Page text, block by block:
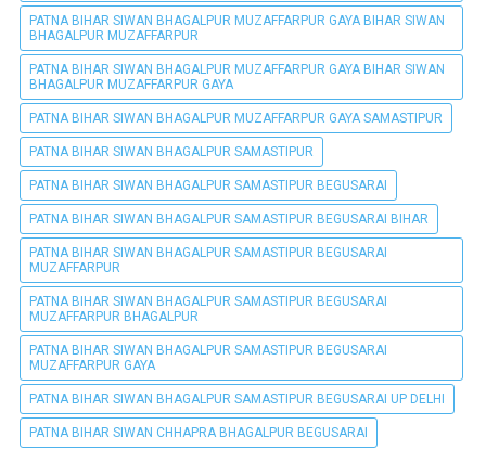
PATNA BIHAR SIWAN BHAGALPUR MUZAFFARPUR GAYA BIHAR SIWAN
BHAGALPUR MUZAFFARPUR
PATNA BIHAR SIWAN BHAGALPUR MUZAFFARPUR GAYA BIHAR SIWAN
BHAGALPUR MUZAFFARPUR GAYA
PATNA BIHAR SIWAN BHAGALPUR MUZAFFARPUR GAYA SAMASTIPUR
PATNA BIHAR SIWAN BHAGALPUR SAMASTIPUR
PATNA BIHAR SIWAN BHAGALPUR SAMASTIPUR BEGUSARAI
PATNA BIHAR SIWAN BHAGALPUR SAMASTIPUR BEGUSARAI BIHAR
PATNA BIHAR SIWAN BHAGALPUR SAMASTIPUR BEGUSARAI
MUZAFFARPUR
PATNA BIHAR SIWAN BHAGALPUR SAMASTIPUR BEGUSARAI
MUZAFFARPUR BHAGALPUR
PATNA BIHAR SIWAN BHAGALPUR SAMASTIPUR BEGUSARAI
MUZAFFARPUR GAYA
PATNA BIHAR SIWAN BHAGALPUR SAMASTIPUR BEGUSARAI UP DELHI
PATNA BIHAR SIWAN CHHAPRA BHAGALPUR BEGUSARAI